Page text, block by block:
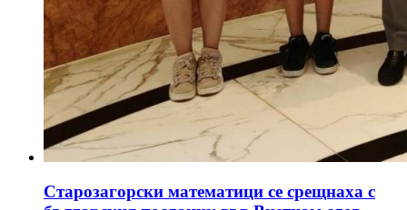
Старозагорски математици се срещнаха с